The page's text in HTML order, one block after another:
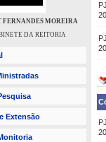
MOREIRA
DA REITORIA
Extensão